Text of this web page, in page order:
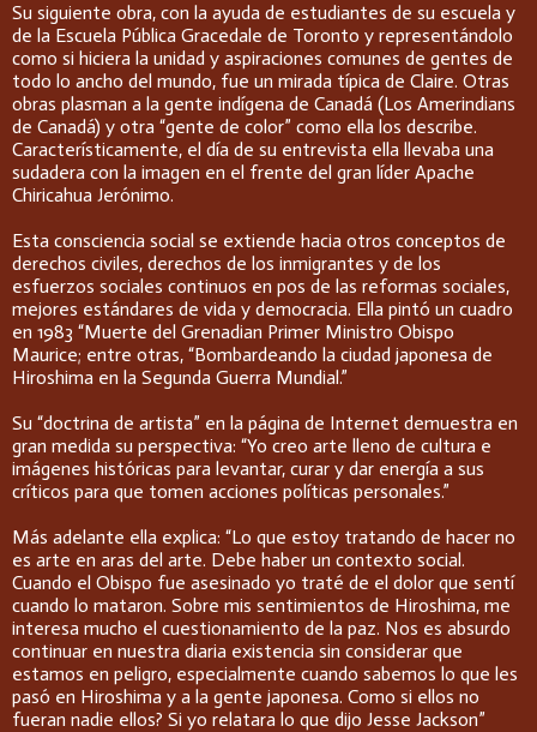
Su siguiente obra, con la ayuda de estudiantes de su escuela y
de la Escuela Pública Gracedale de Toronto y representándolo
como si hiciera la unidad y aspiraciones comunes de gentes de
todo lo ancho del mundo, fue un mirada típica de Claire. Otras
obras plasman a la gente indígena de Canadá (Los Amerindians
de Canadá) y otra “gente de color” como ella los describe.
Característicamente, el día de su entrevista ella llevaba una
sudadera con la imagen en el frente del gran líder Apache
Chiricahua Jerónimo.
Esta consciencia social se extiende hacia otros conceptos de
derechos civiles, derechos de los inmigrantes y de los
esfuerzos sociales continuos en pos de las reformas sociales,
mejores estándares de vida y democracia. Ella pintó un cuadro
en 1983 “Muerte del Grenadian Primer Ministro Obispo
Maurice; entre otras, “Bombardeando la ciudad japonesa de
Hiroshima en la Segunda Guerra Mundial.”
Su “doctrina de artista” en la página de Internet demuestra en
gran medida su perspectiva: “Yo creo arte lleno de cultura e
imágenes históricas para levantar, curar y dar energía a sus
críticos para que tomen acciones políticas personales.”
Más adelante ella explica: “Lo que estoy tratando de hacer no
es arte en aras del arte. Debe haber un contexto social.
Cuando el Obispo fue asesinado yo traté de el dolor que sentí
cuando lo mataron. Sobre mis sentimientos de Hiroshima, me
interesa mucho el cuestionamiento de la paz. Nos es absurdo
continuar en nuestra diaria existencia sin considerar que
estamos en peligro, especialmente cuando sabemos lo que les
pasó en Hiroshima y a la gente japonesa. Como si ellos no
fueran nadie ellos? Si yo relatara lo que dijo Jesse Jackson”